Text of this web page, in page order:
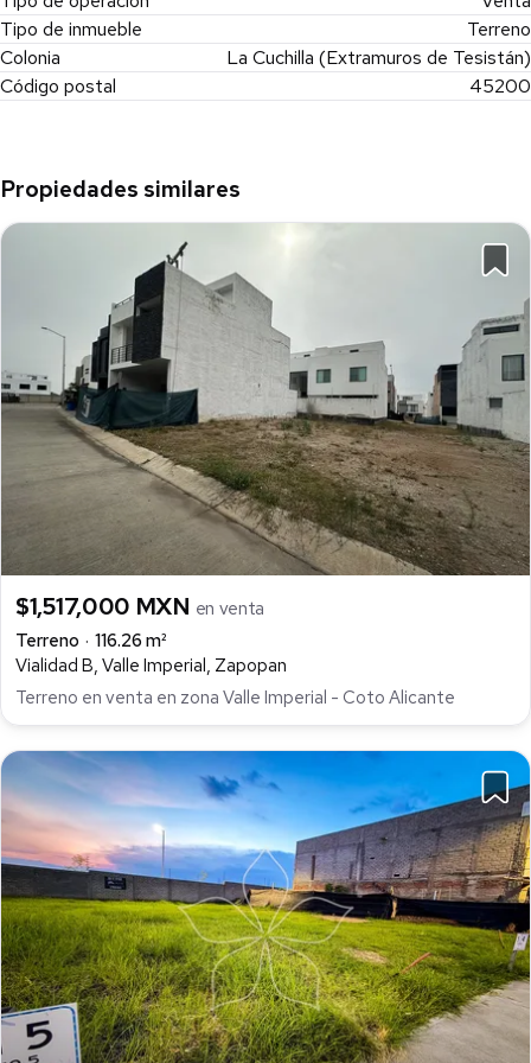
Tipo de inmueble
Terreno
Colonia
La Cuchilla (Extramuros de Tesistán)
Código postal
45200
Propiedades similares
$1,517,000 MXN en venta
Terreno
116.26 m²
Vialidad B, Valle Imperial, Zapopan
Terreno en venta en zona Valle Imperial - Coto Alicante